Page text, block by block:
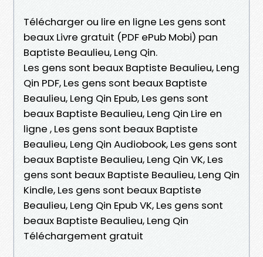
Télécharger ou lire en ligne Les gens sont
beaux Livre gratuit (PDF ePub Mobi) pan
Baptiste Beaulieu, Leng Qin.
Les gens sont beaux Baptiste Beaulieu, Leng
Qin PDF, Les gens sont beaux Baptiste
Beaulieu, Leng Qin Epub, Les gens sont
beaux Baptiste Beaulieu, Leng Qin Lire en
ligne , Les gens sont beaux Baptiste
Beaulieu, Leng Qin Audiobook, Les gens sont
beaux Baptiste Beaulieu, Leng Qin VK, Les
gens sont beaux Baptiste Beaulieu, Leng Qin
Kindle, Les gens sont beaux Baptiste
Beaulieu, Leng Qin Epub VK, Les gens sont
beaux Baptiste Beaulieu, Leng Qin
Téléchargement gratuit